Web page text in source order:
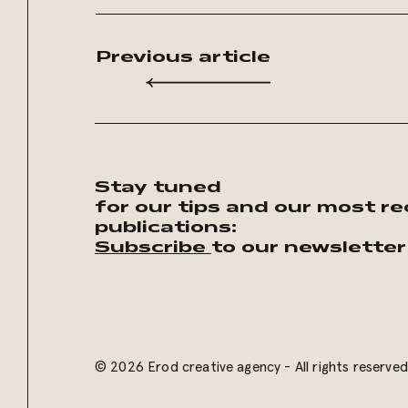
Previous article
Stay tuned
for our tips and our most
publications:
Subscribe to our newsletter
© 2026 Erod creative agency - All rights